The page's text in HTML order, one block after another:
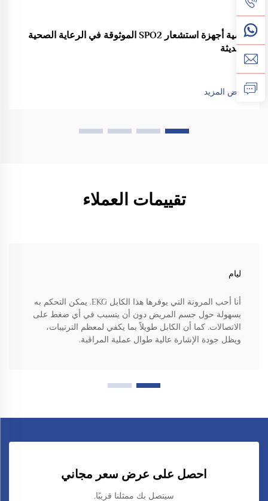
أهمية أجهزة استشعار SPO2 الموثوقة في الرعاية الصحية
الحديثة
عرض المزيد
تقييمات العملاء
ليام
أنا أحب المرونة التي يوفرها هذا الكابل EKG. يمكن التحكم به
بسهولة حول جسم المريض دون أن يتسبب في أي ضغط على
الاتصالات. كما أن الكابل طويلاً بما يكفي لمعظم الترتيبات،
ويظل جودة الإشارة عالية طوال عملية المراقبة.
احصل على عرض سعر مجاني
سيتصل بك ممثلنا قريبًا.